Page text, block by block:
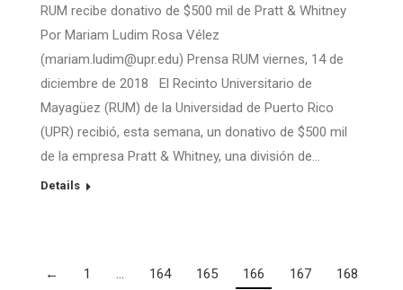
RUM recibe donativo de $500 mil de Pratt & Whitney
Por Mariam Ludim Rosa Vélez
(mariam.ludim@upr.edu) Prensa RUM viernes, 14 de
diciembre de 2018 El Recinto Universitario de
Mayagüez (RUM) de la Universidad de Puerto Rico
(UPR) recibió, esta semana, un donativo de $500 mil
de la empresa Pratt & Whitney, una división de…
Details
← 1 … 164 165 166 167
168